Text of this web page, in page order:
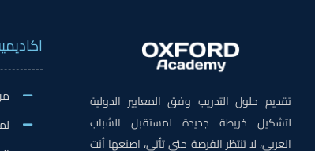
تقديم حلول التدريب وفق المعايير الدولية
لتشكيل خريطة جديدة لمستقبل الشباب
العربي، لا تنتظر الفرصة حتى تأتي، اصنعها أنت